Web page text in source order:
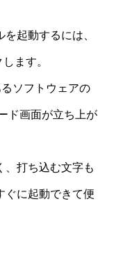
起動するには、
ます。
ソフトウェアの
ド画面が立ち上が
、打ち込む文字も
ぐに起動できて便